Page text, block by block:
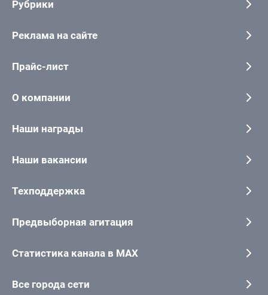
Рубрики
Реклама на сайте
Прайс-лист
О компании
Наши награды
Наши вакансии
Техподдержка
Предвыборная агитация
Статистика канала в MAX
Все города сети